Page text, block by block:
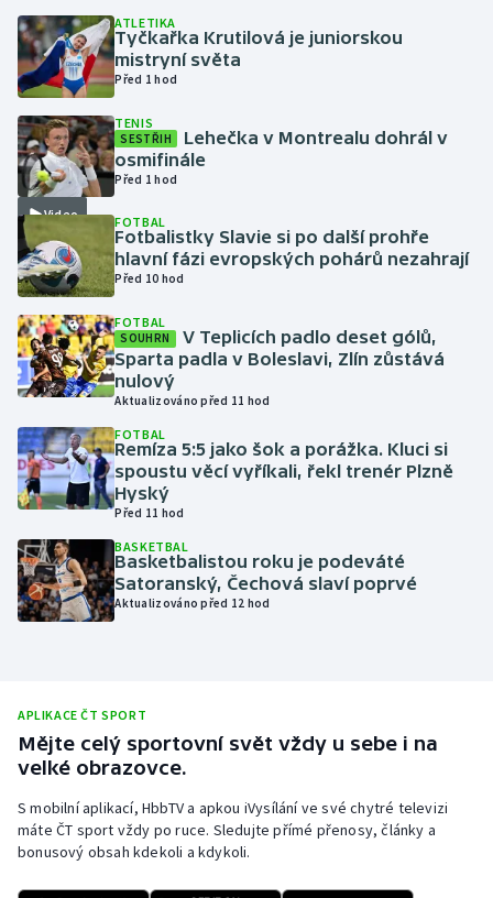
Golf
Gymnastika
Házená
Jezdectví
Judo
Krasobruslení
Lezení
Lyže a snowboard
Moderní pětiboj
Motorsport
Olympijské hry
Parasport
Ragby
Rychlobruslení
Rychlostní kanoistika
ATLETIKA
Tyčkařka Krutilová je juniorskou
mistryní světa
Před 1 hod
Video
TENIS
SESTŘIH
Lehečka v Montrealu dohrál v
osmifinále
Před 1 hod
FOTBAL
Fotbalistky Slavie si po další prohře
hlavní fázi evropských pohárů nezahrají
Před 10 hod
FOTBAL
SOUHRN
V Teplicích padlo deset gólů,
Sparta padla v Boleslavi, Zlín zůstává
nulový
Aktualizováno před 11 hod
FOTBAL
Remíza 5:5 jako šok a porážka. Kluci si
spoustu věcí vyříkali, řekl trenér Plzně
Hyský
Před 11 hod
BASKETBAL
Basketbalistou roku je podeváté
Satoranský, Čechová slaví poprvé
Aktualizováno před 12 hod
APLIKACE ČT SPORT
Mějte celý sportovní svět vždy u sebe i na
velké obrazovce.
S mobilní aplikací, HbbTV a apkou iVysílání ve své chytré televizi
máte ČT sport vždy po ruce. Sledujte přímé přenosy, články a
bonusový obsah kdekoli a kdykoli.